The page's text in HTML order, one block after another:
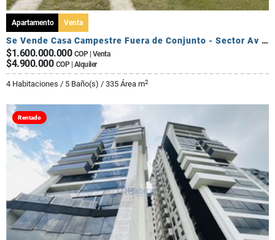
Apartamento Venta
Se Vende Casa Campestre Fuera de Conjunto - Sector Av Centenario
$1.600.000.000 COP | Venta
$4.900.000 COP | Alquiler
4 Habitaciones / 5 Baño(s) / 335 Área m2
Rentado